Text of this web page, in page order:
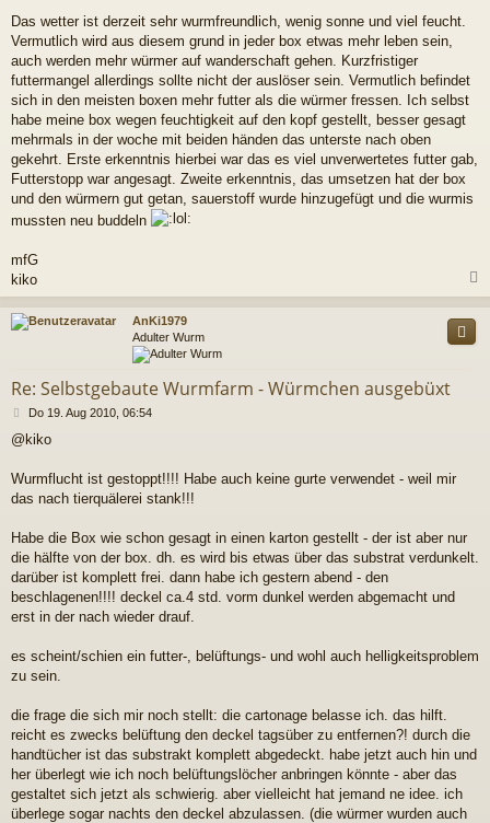
Das wetter ist derzeit sehr wurmfreundlich, wenig sonne und viel feucht.
Vermutlich wird aus diesem grund in jeder box etwas mehr leben sein,
auch werden mehr würmer auf wanderschaft gehen. Kurzfristiger
futtermangel allerdings sollte nicht der auslöser sein. Vermutlich befindet
sich in den meisten boxen mehr futter als die würmer fressen. Ich selbst
habe meine box wegen feuchtigkeit auf den kopf gestellt, besser gesagt
mehrmals in der woche mit beiden händen das unterste nach oben
gekehrt. Erste erkenntnis hierbei war das es viel unverwertetes futter gab,
Futterstopp war angesagt. Zweite erkenntnis, das umsetzen hat der box
und den würmern gut getan, sauerstoff wurde hinzugefügt und die wurmis
mussten neu buddeln
mfG
kiko
a
AnKi1979
Adulter Wurm
Re: Selbstgebaute Wurmfarm - Würmchen ausgebüxt
B
i
r
a
Do 19. Aug 2010, 06:54
@kiko
Wurmflucht ist gestoppt!!!! Habe auch keine gurte verwendet - weil mir
das nach tierquälerei stank!!!
Habe die Box wie schon gesagt in einen karton gestellt - der ist aber nur
die hälfte von der box. dh. es wird bis etwas über das substrat verdunkelt.
darüber ist komplett frei. dann habe ich gestern abend - den
beschlagenen!!!! deckel ca.4 std. vorm dunkel werden abgemacht und
erst in der nach wieder drauf.
es scheint/schien ein futter-, belüftungs- und wohl auch helligkeitsproblem
zu sein.
die frage die sich mir noch stellt: die cartonage belasse ich. das hilft.
reicht es zwecks belüftung den deckel tagsüber zu entfernen?! durch die
handtücher ist das substrakt komplett abgedeckt. habe jetzt auch hin und
her überlegt wie ich noch belüftungslöcher anbringen könnte - aber das
gestaltet sich jetzt als schwierig. aber vielleicht hat jemand ne idee. ich
überlege sogar nachts den deckel abzulassen. (die würmer wurden auch